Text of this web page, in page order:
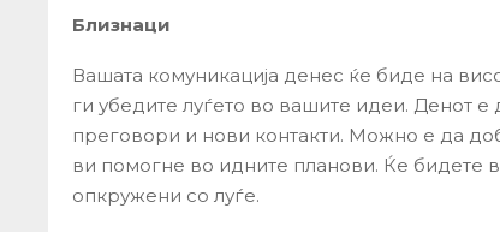
Близнаци
Вашата комуникација денес ќе биде на
ги убедите луѓето во вашите идеи. Денот
преговори и нови контакти. Можно е да
ви помогне во идните планови. Ќе бидете
опкружени со луѓе.